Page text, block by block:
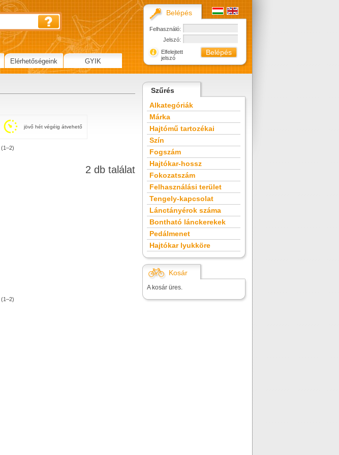
jövő hét végéig átvehető
(1–2)
2 db találat
(1–2)
Szűrés
Alkategóriák
Márka
Hajtómű tartozékai
Szín
Fogszám
Hajtókar-hossz
Fokozatszám
Felhasználási terület
Tengely-kapcsolat
Lánctányérok száma
Bontható lánckerekek
Pedálmenet
Hajtókar lyukköre
Kosár
A kosár üres.
Belépés
Felhasználó:
Jelszó:
Elfelejtett
jelszó
Elérhetőségeink GYIK